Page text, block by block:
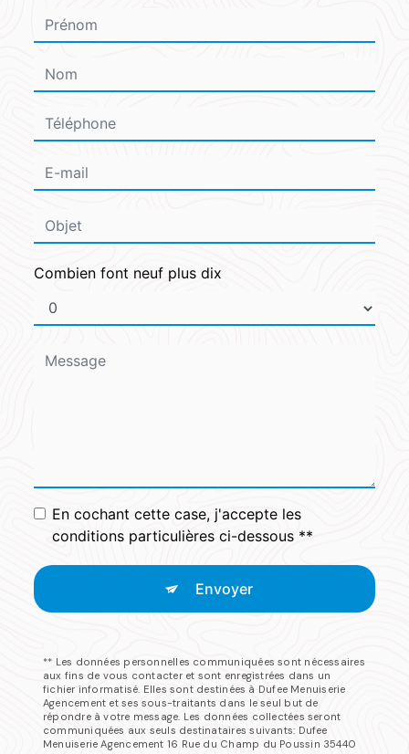
Combien font neuf plus dix
En cochant cette case, j'accepte les
conditions particulières ci-dessous **
Envoyer
** Les données personnelles communiquées sont nécessaires
aux fins de vous contacter et sont enregistrées dans un
fichier informatisé. Elles sont destinées à Dufee Menuiserie
Agencement et ses sous-traitants dans le seul but de
répondre à votre message. Les données collectées seront
communiquées aux seuls destinataires suivants: Dufee
Menuiserie Agencement 16 Rue du Champ du Poussin 35440